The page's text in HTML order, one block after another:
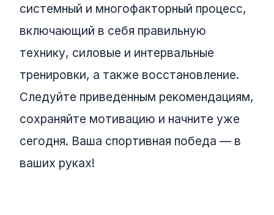
системный и многофакторный процесс,
включающий в себя правильную
технику, силовые и интервальные
тренировки, а также восстановление.
Следуйте приведенным рекомендациям,
сохраняйте мотивацию и начните уже
сегодня. Ваша спортивная победа — в
ваших руках!